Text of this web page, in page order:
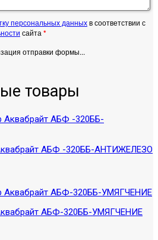
персональных данныхв соответствии с
сайта *
отправки формы...
товары
АБФ -320ББ-АНТИЖЕЛЕЗО
АБФ-320ББ-УМЯГЧЕНИЕ